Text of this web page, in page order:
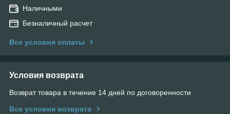
Наличными
Безналичный расчет
Все условия оплаты
Условия возврата
Возврат товара в течение 14 дней по договоренности
Все условия возврата